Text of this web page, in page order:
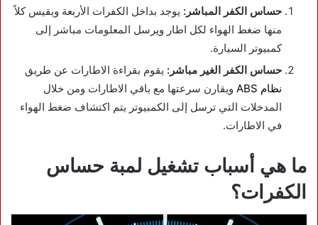
حساس الكفر المباشر: يوجد بداخل الكفرات الأربعة ويقيس كلاً
منها ضغط الهواء لكل اطار ويرسل المعلومات مباشر إلى
كمبيوتر السيارة.
حساس الكفر الغير مباشر: يقوم بقراءة الاطارات عن طريق
نظام ABS
ويقارن سرعتها مع باقي الاطارات ومن خلال
المدخلات التي ترسل إلى الكمبيوتر يتم اكتشاف ضغط الهواء
في الاطارات.
ما هي أسباب تشغيل لمبة حساس
الكفرات؟